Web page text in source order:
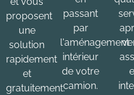
proposent
une
solution
rapidement
et
gratuitement.
passant
par
l'aménagement
intérieur
de votre
camion.